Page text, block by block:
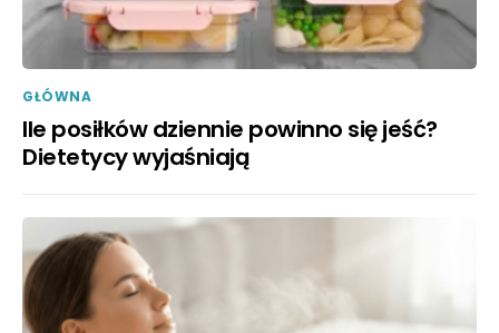
GŁÓWNA
Ile posiłków dziennie powinno się jeść?
Dietetycy wyjaśniają